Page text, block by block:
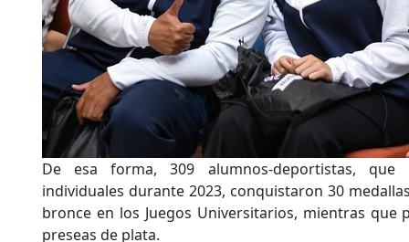
De esa forma, 309 alumnos-deportistas, que
individuales durante 2023, conquistaron 30
bronce en los Juegos Universitarios, mientras
preseas de plata.